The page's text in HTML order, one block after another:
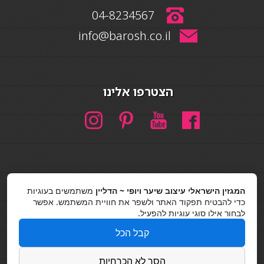
04-8234567
info@barosh.co.il
הצטרפו אלינו
חיפוש
כסאות בר
המגזין הישראלי עיצוב שיער ויופי ~ הדליין משתמשים בעוגיות
כדי להבטיח תפקוד האתר ולשפר את חוויית המשתמש. אפשר
לבחור אילו סוגי עוגיות להפעיל.
קבל הכל
הסר לא הכרחיות